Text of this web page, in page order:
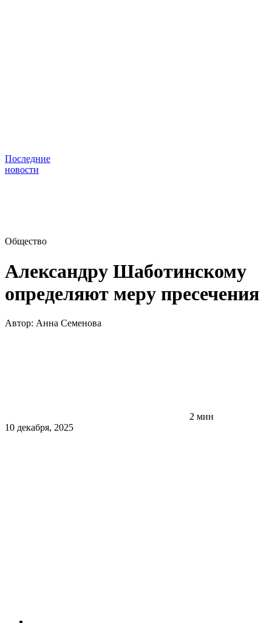
Последние
новости
Общество
Александру Шаботинскому
определяют меру пресечения
Автор: Анна Семенова
2 мин
10 декабря, 2025